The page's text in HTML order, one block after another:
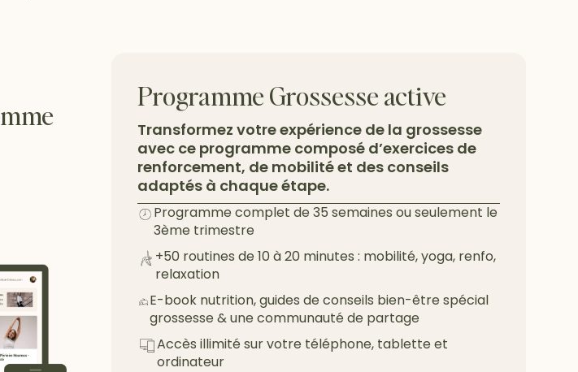
Programme Grossesse active
Transformez votre expérience de la grossesse
avec ce programme composé d’exercices de
renforcement, de mobilité et des conseils
adaptés à chaque étape.
Programme complet de 35 semaines ou seulement le
3ème trimestre
+50 routines de 10 à 20 minutes : mobilité, yoga, renfo,
relaxation
E-book nutrition, guides de conseils bien-être spécial
grossesse & une communauté de partage
Accès illimité sur votre téléphone, tablette et
ordinateur